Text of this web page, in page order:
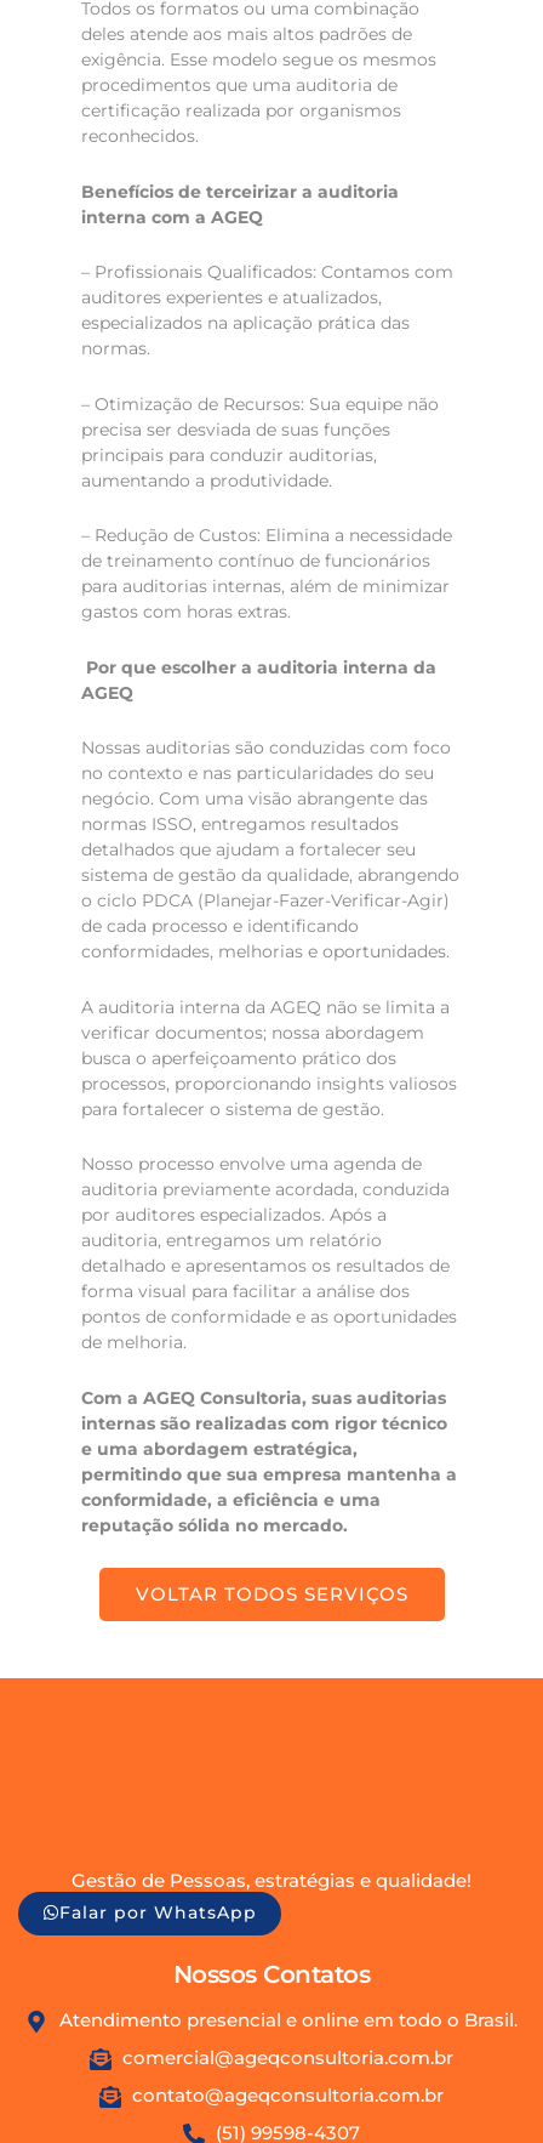
Todos os formatos ou uma combinação
deles atende aos mais altos padrões de
exigência. Esse modelo segue os mesmos
procedimentos que uma auditoria de
certificação realizada por organismos
reconhecidos.
Benefícios de terceirizar a auditoria
interna com a AGEQ
– Profissionais Qualificados: Contamos com
auditores experientes e atualizados,
especializados na aplicação prática das
normas.
– Otimização de Recursos: Sua equipe não
precisa ser desviada de suas funções
principais para conduzir auditorias,
aumentando a produtividade.
– Redução de Custos: Elimina a necessidade
de treinamento contínuo de funcionários
para auditorias internas, além de minimizar
gastos com horas extras.
Por que escolher a auditoria interna da
AGEQ
Nossas auditorias são conduzidas com foco
no contexto e nas particularidades do seu
negócio. Com uma visão abrangente das
normas ISSO, entregamos resultados
detalhados que ajudam a fortalecer seu
sistema de gestão da qualidade, abrangendo
o ciclo PDCA (Planejar-Fazer-Verificar-Agir)
de cada processo e identificando
conformidades, melhorias e oportunidades.
A auditoria interna da AGEQ não se limita a
verificar documentos; nossa abordagem
busca o aperfeiçoamento prático dos
processos, proporcionando insights valiosos
para fortalecer o sistema de gestão.
Nosso processo envolve uma agenda de
auditoria previamente acordada, conduzida
por auditores especializados. Após a
auditoria, entregamos um relatório
detalhado e apresentamos os resultados de
forma visual para facilitar a análise dos
pontos de conformidade e as oportunidades
de melhoria.
Com a AGEQ Consultoria, suas auditorias
internas são realizadas com rigor técnico
e uma abordagem estratégica,
permitindo que sua empresa mantenha a
conformidade, a eficiência e uma
reputação sólida no mercado.
VOLTAR TODOS SERVIÇOS
Gestão de Pessoas, estratégias e qualidade!
Falar por WhatsApp
Nossos Contatos
Atendimento presencial e online em todo o Brasil.
comercial@ageqconsultoria.com.br
contato@ageqconsultoria.com.br
(51) 99598-4307